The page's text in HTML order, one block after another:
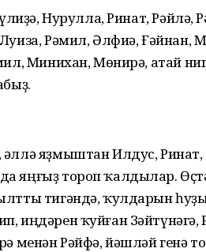
Нурулла, Ринат, Рәйлә,
Рәмил, Әлфиә, Ғәйнан,
Минихан, Мөнирә, атай
яҙмыштан Илдус, Ринат,
яңғыҙ тороп ҡалдылар.
тигәндә, ҡулдарын
иңдәрен ҡуйған Зәйтүнәгә,
менән Рәйфә, йәшләй генә